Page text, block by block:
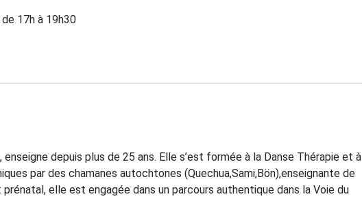
17h à 19h30
enseigne depuis plus de 25 ans. Elle s’est formée à la Danse Thérapie et à
par des chamanes autochtones (Quechua,Sami,Bön),enseignante de
elle est engagée dans un parcours authentique dans la Voie du